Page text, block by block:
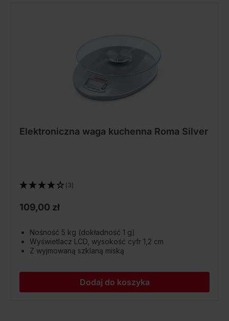
Elektroniczna waga kuchenna Roma Silver
(3)
109,00 zł
Nośność 5 kg (dokładność 1 g)
Wyświetlacz LCD, wysokość cyfr 1,2 cm
Z wyjmowaną szklaną miską
Dodaj do koszyka